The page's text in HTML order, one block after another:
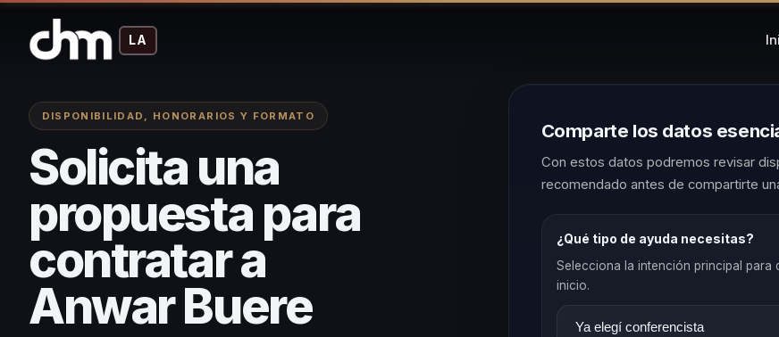
LA
DISPONIBILIDAD, HONORARIOS Y FORMATO
Solicita una
propuesta para
contratar a
Anwar Buere
Comparte los datos
Con estos datos podremos revisar
recomendado antes de compartirte
¿Qué tipo de ayuda necesitas?
Selecciona la intención principal
inicio.